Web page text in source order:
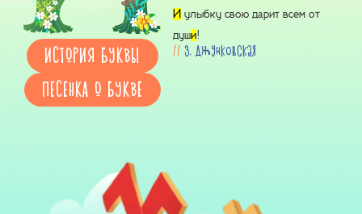
ИСТОРИЯ БУКВЫ
ПЕСЕНКА О БУКВЕ
И улыбку свою дарит всем от
души!
// З. Джунковская